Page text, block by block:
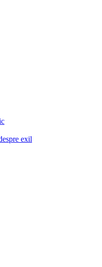
exil